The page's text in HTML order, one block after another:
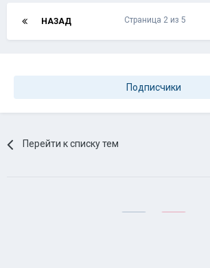
НАЗАД Страница 2 из 5
Подписчики
Перейти к списку тем